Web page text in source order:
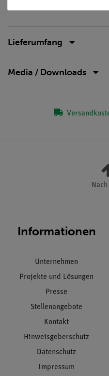
Lieferumfang
Media / Downloads
Informationen
Unternehmen
Projekte und Lösungen
Presse
Stellenangebote
Kontakt
Hinweisgeberschutz
Datenschutz
Impressum